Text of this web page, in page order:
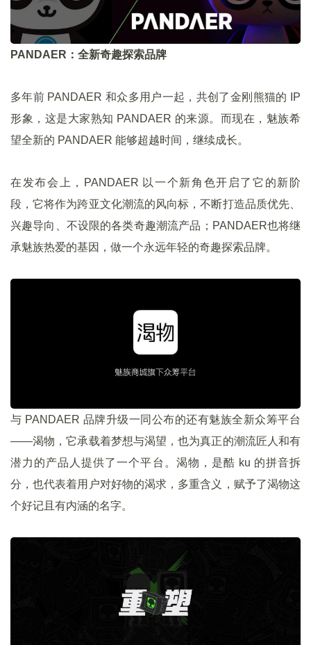
PANDAER：全新奇趣探索品牌
多年前 PANDAER 和众多用户一起，共创了金刚熊猫的 IP
形象，这是大家熟知 PANDAER 的来源。而现在，魅族希
望全新的 PANDAER 能够超越时间，继续成长。
在发布会上，PANDAER 以一个新角色开启了它的新阶
段，它将作为跨亚文化潮流的风向标，不断打造品质优先、
兴趣导向、不设限的各类奇趣潮流产品；PANDAER也将继
承魅族热爱的基因，做一个永远年轻的奇趣探索品牌。
与 PANDAER 品牌升级一同公布的还有魅族全新众筹平台
——渴物，它承载着梦想与渴望，也为真正的潮流匠人和有
潜力的产品人提供了一个平台。渴物，是酷 ku 的拼音拆
分，也代表着用户对好物的渴求，多重含义，赋予了渴物这
个好记且有内涵的名字。